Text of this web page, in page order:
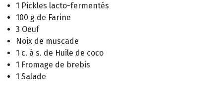
1 Pickles lacto-fermentés
100 g de Farine
3 Oeuf
Noix de muscade
1 c. à s. de Huile de coco
1 Fromage de brebis
1 Salade